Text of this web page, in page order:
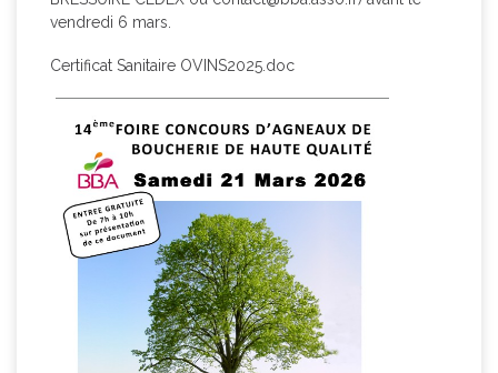
vendredi 6 mars.
Certificat Sanitaire OVINS2025.doc